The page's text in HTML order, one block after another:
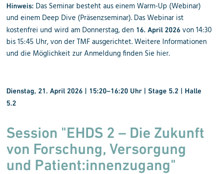
Hinweis: Das Seminar besteht aus einem Warm-Up (Webinar)
und einem Deep Dive (Präsenzseminar). Das Webinar ist
kostenfrei und wird am Donnerstag, den 16. April 2026 von 14:30
bis 15:45 Uhr, von der TMF ausgerichtet. Weitere Informationen
und die Möglichkeit zur Anmeldung finden Sie hier.
Dienstag, 21. April 2026 | 15:20–16:20 Uhr | Stage 5.2 | Halle
5.2
Session "EHDS 2 – Die Zukunft
von Forschung, Versorgung
und Patient:innenzugang"